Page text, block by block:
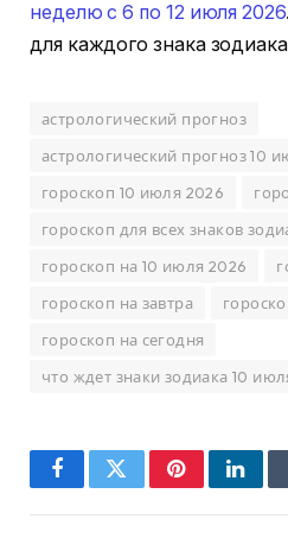
неделю с 6 по 12 июля 2026
для каждого знака зодиака
астрологический прогноз
астрологический прогноз 10
гороскоп 10 июля 2026
гороскоп для всех знаков
гороскоп на 10 июля 2026
гороскоп на завтра
гороскоп на сегодня
что ждет знаки зодиака 10
FacebookTwitterPinterest